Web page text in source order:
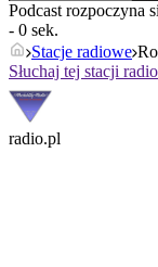
Podcast rozpoczyna
- 0 sek.
Stacje radiowe
Słuchaj tej stacji
radio.pl